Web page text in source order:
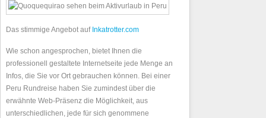
Das stimmige Angebot auf Inkatrotter.com
Wie schon angesprochen, bietet Ihnen die
professionell gestaltete Internetseite jede Menge an
Infos, die Sie vor Ort gebrauchen können. Bei einer
Peru Rundreise haben Sie zumindest über die
erwähnte Web-Präsenz die Möglichkeit, aus
unterschiedlichen, jede für sich genommene